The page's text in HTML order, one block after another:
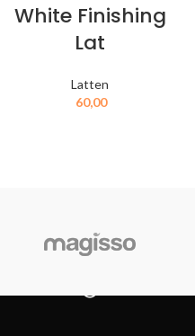
White Finishing
Lat
Latten
60,00